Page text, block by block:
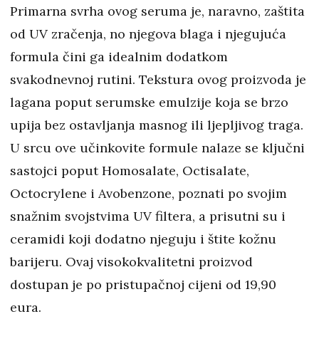
Primarna svrha ovog seruma je, naravno, zaštita
od UV zračenja, no njegova blaga i njegujuća
formula čini ga idealnim dodatkom
svakodnevnoj rutini. Tekstura ovog proizvoda je
lagana poput serumske emulzije koja se brzo
upija bez ostavljanja masnog ili ljepljivog traga.
U srcu ove učinkovite formule nalaze se ključni
sastojci poput Homosalate, Octisalate,
Octocrylene i Avobenzone, poznati po svojim
snažnim svojstvima UV filtera, a prisutni su i
ceramidi koji dodatno njeguju i štite kožnu
barijeru. Ovaj visokokvalitetni proizvod
dostupan je po pristupačnoj cijeni od 19,90
eura.